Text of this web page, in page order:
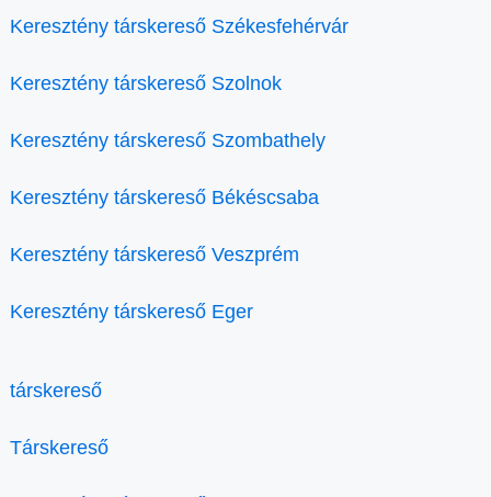
Keresztény társkereső Székesfehérvár
Keresztény társkereső Szolnok
Keresztény társkereső Szombathely
Keresztény társkereső Békéscsaba
Keresztény társkereső Veszprém
Keresztény társkereső Eger
társkereső
Társkereső